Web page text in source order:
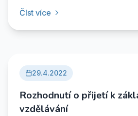
Číst více
29.4.2022
Rozhodnutí o přijetí k
vzdělávání